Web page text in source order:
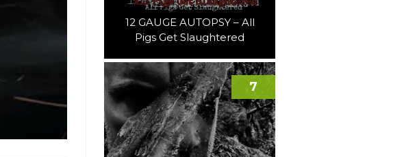
12 GAUGE AUTOPSY – All
Pigs Get Slaughtered
7